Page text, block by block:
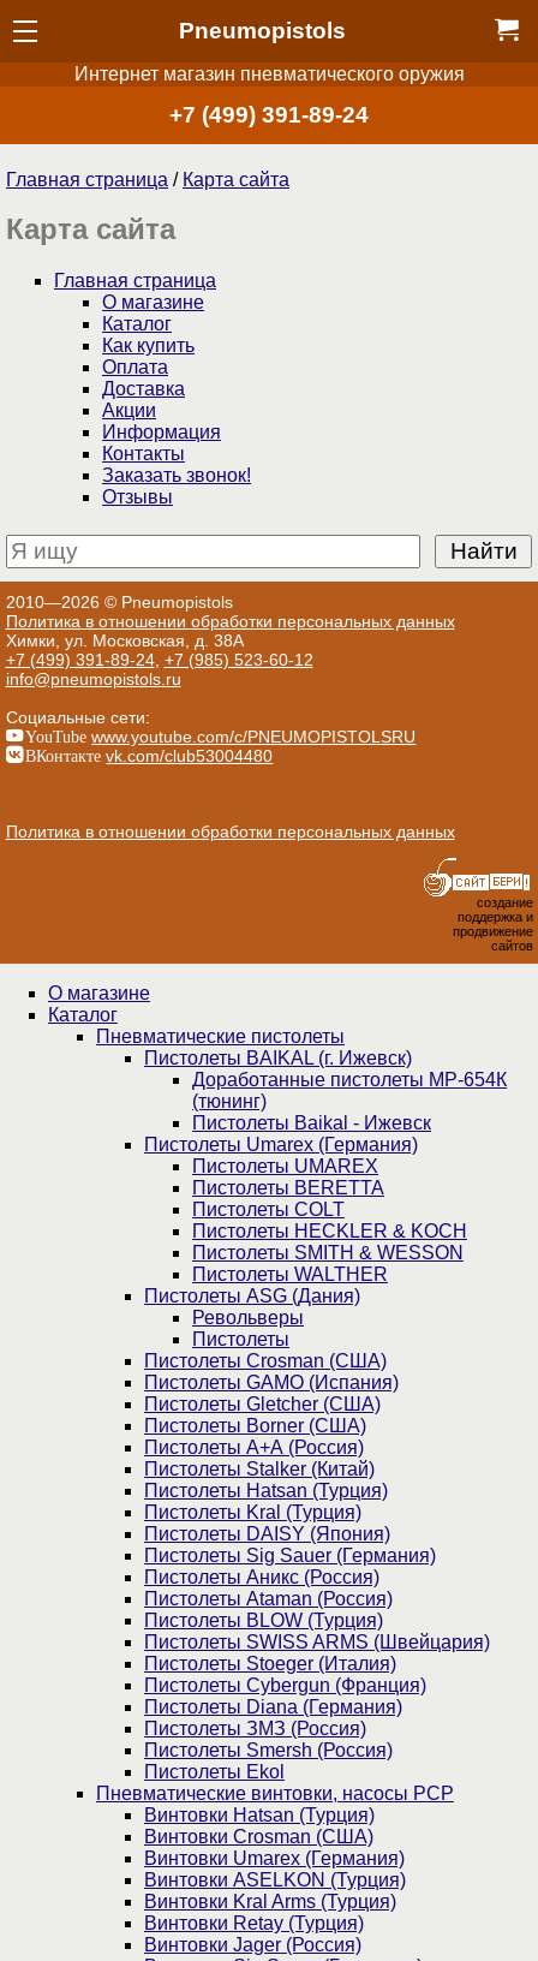
Pneumopistols
Интернет магазин пневматического оружия
+7 (499) 391-89-24
Главная страница / Карта сайта
Карта сайта
Главная страница
О магазине
Каталог
Как купить
Оплата
Доставка
Акции
Информация
Контакты
Заказать звонок!
Отзывы
2010—2026 © Pneumopistols
Политика в отношении обработки персональных данных
Химки, ул. Московская, д. 38А
+7 (499) 391-89-24, +7 (985) 523-60-12
info@pneumopistols.ru
Социальные сети:
YouTube www.youtube.com/c/PNEUMOPISTOLSRU
ВКонтакте vk.com/club53004480
Политика в отношении обработки персональных данных
создание
поддержка и
продвижение
сайтов
О магазине
Каталог
Пнев­ма­ти­чес­кие пистолеты
Пистолеты BAIKAL (г. Ижевск)
Доработанные пистолеты МР-654К
(тюнинг)
Пистолеты Baikal - Ижевск
Пистолеты Umarex (Германия)
Пистолеты UMAREX
Пистолеты BERETTA
Пистолеты COLT
Пистолеты HECKLER & KOCH
Пистолеты SMITH & WESSON
Пистолеты WALTHER
Пистолеты ASG (Дания)
Револьверы
Пистолеты
Пистолеты Crosman (США)
Пистолеты GAMO (Испания)
Пистолеты Gletcher (США)
Пистолеты Borner (США)
Пистолеты А+А (Россия)
Пистолеты Stalker (Китай)
Пистолеты Hatsan (Турция)
Пистолеты Kral (Турция)
Пистолеты DAISY (Япония)
Пистолеты Sig Sauer (Германия)
Пистолеты Аникс (Россия)
Пистолеты Ataman (Россия)
Пистолеты BLOW (Турция)
Пистолеты SWISS ARMS (Швейцария)
Пистолеты Stoeger (Италия)
Пистолеты Cybergun (Франция)
Пистолеты Diana (Германия)
Пистолеты ЗМЗ (Россия)
Пистолеты Smersh (Россия)
Пистолеты Ekol
Пневматические винтовки, насосы PCP
Винтовки Hatsan (Турция)
Винтовки Crosman (США)
Винтовки Umarex (Германия)
Винтовки ASELKON (Турция)
Винтовки Kral Arms (Турция)
Винтовки Retay (Турция)
Винтовки Jager (Россия)